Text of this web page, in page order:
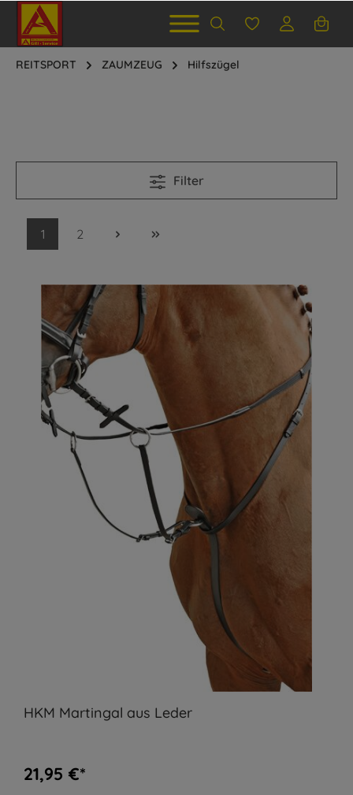
REITSPORT ZAUMZEUG Hilfszügel
Filter
1 2
HKM Martingal aus Leder
21,95 €*